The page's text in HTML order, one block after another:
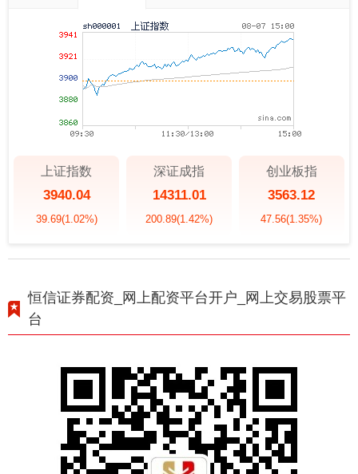
上证指数
3940.04
39.69(1.02%)
深证成指
14311.01
200.89(1.42%)
创业板指
3563.12
47.56(1.35%)
恒信证券配资_网上配资平台开户_网上交易股票平
台